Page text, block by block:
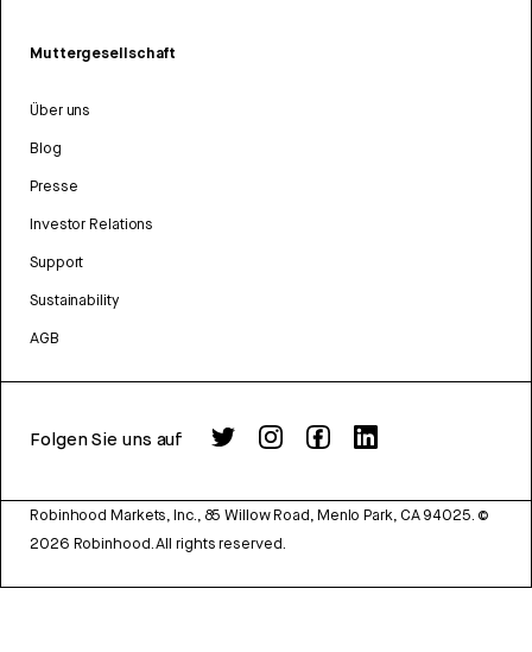
Muttergesellschaft
Über uns
Blog
Presse
Investor Relations
Support
Sustainability
AGB
Folgen Sie uns auf
Robinhood Markets, Inc., 85 Willow Road, Menlo Park, CA 94025. ©
2026 Robinhood. All rights reserved.